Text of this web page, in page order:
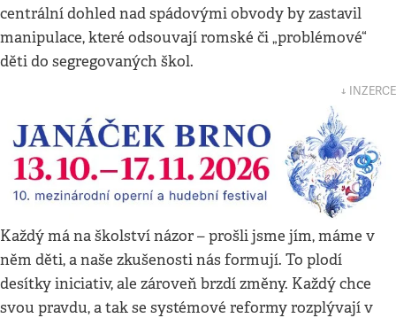
centrální dohled nad spádovými obvody by zastavil
manipulace, které odsouvají romské či „problémové“
děti do segregovaných škol.
↓ INZERCE
Každý má na školství názor – prošli jsme jím, máme v
něm děti, a naše zkušenosti nás formují. To plodí
desítky iniciativ, ale zároveň brzdí změny. Každý chce
svou pravdu, a tak se systémové reformy rozplývají v